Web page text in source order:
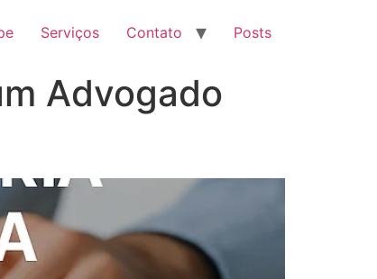
Serviços Contato Posts
Advogado